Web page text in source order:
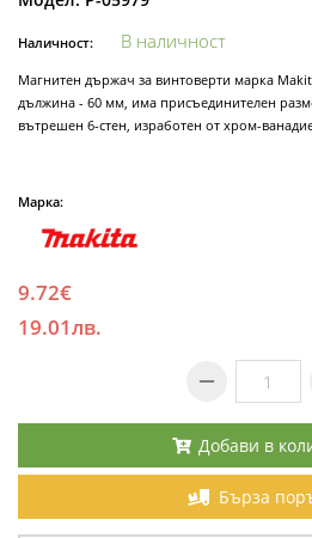
Наличност: В наличност
Магнитен държач за винтоверти марка
дължина - 60 мм, има присъединителен
вътрешен 6-стен, изработен от хром-
Марка:
9.72€
19.01лв.
Добави в
Бърза